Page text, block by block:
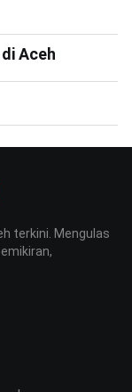
Aceh
terkini. Mengulas